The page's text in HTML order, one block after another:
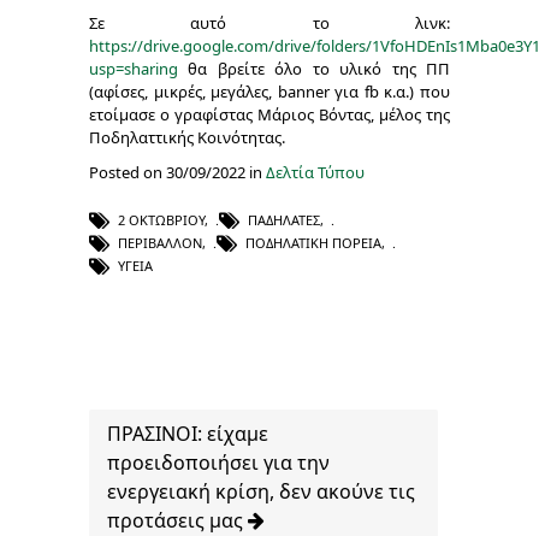
Σε αυτό το λινκ:
https://drive.google.com/drive/folders/
usp=sharingθα βρείτε όλο το υλικό της ΠΠ
(αφίσες, μικρές, μεγάλες, banner για fb κ.α.) που
ετοίμασε ο γραφίστας Μάριος Βόντας, μέλος της
Ποδηλαττικής Κοινότητας.
Posted on 30/09/2022 in Δελτία Τύπου
2 ΟΚΤΩΒΡΊΟΥ, ΠΑΔΗΛΆΤΕΣ,
ΠΕΡΙΒΆΛΛΟΝ, ΠΟΔΗΛΑΤΙΚΉ ΠΟΡΕΊΑ,
ΥΓΕΊΑ
ΠΡΑΣΙΝΟΙ: είχαμε
προειδοποιήσει για την
ενεργειακή κρίση, δεν ακούνε τις
προτάσεις μας